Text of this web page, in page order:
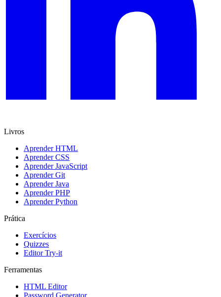
Livros
Aprender HTML
Aprender CSS
Aprender JavaScript
Aprender Git
Aprender Java
Aprender PHP
Aprender Python
Prática
Exercícios
Quizzes
Editor Try-it
Ferramentas
HTML Editor
Password Generator